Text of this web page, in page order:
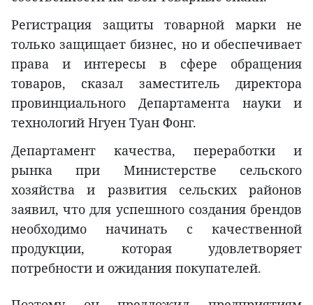
Регистрация защиты товарной марки не
только защищает бизнес, но и обеспечивает
права и интересы в сфере обращения
товаров, сказал заместитель директора
провинциального Департамента науки и
технологий Нгуен Туан Фонг.
Департамент качества, переработки и
рынка при Министерстве сельского
хозяйства и развития сельских районов
заявил, что для успешного создания брендов
необходимо начинать с качественной
продукции, которая удовлетворяет
потребности и ожидания покупателей.